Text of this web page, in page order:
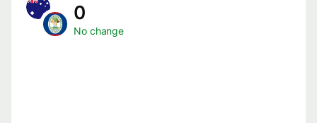
0
No change